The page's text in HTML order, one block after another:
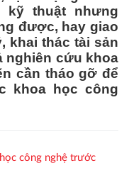
kỹ thuật nhưng
được, hay giao
khai thác tài sản
nghiên cứu khoa
cần tháo gỡ để
khoa học công
công nghệ trước